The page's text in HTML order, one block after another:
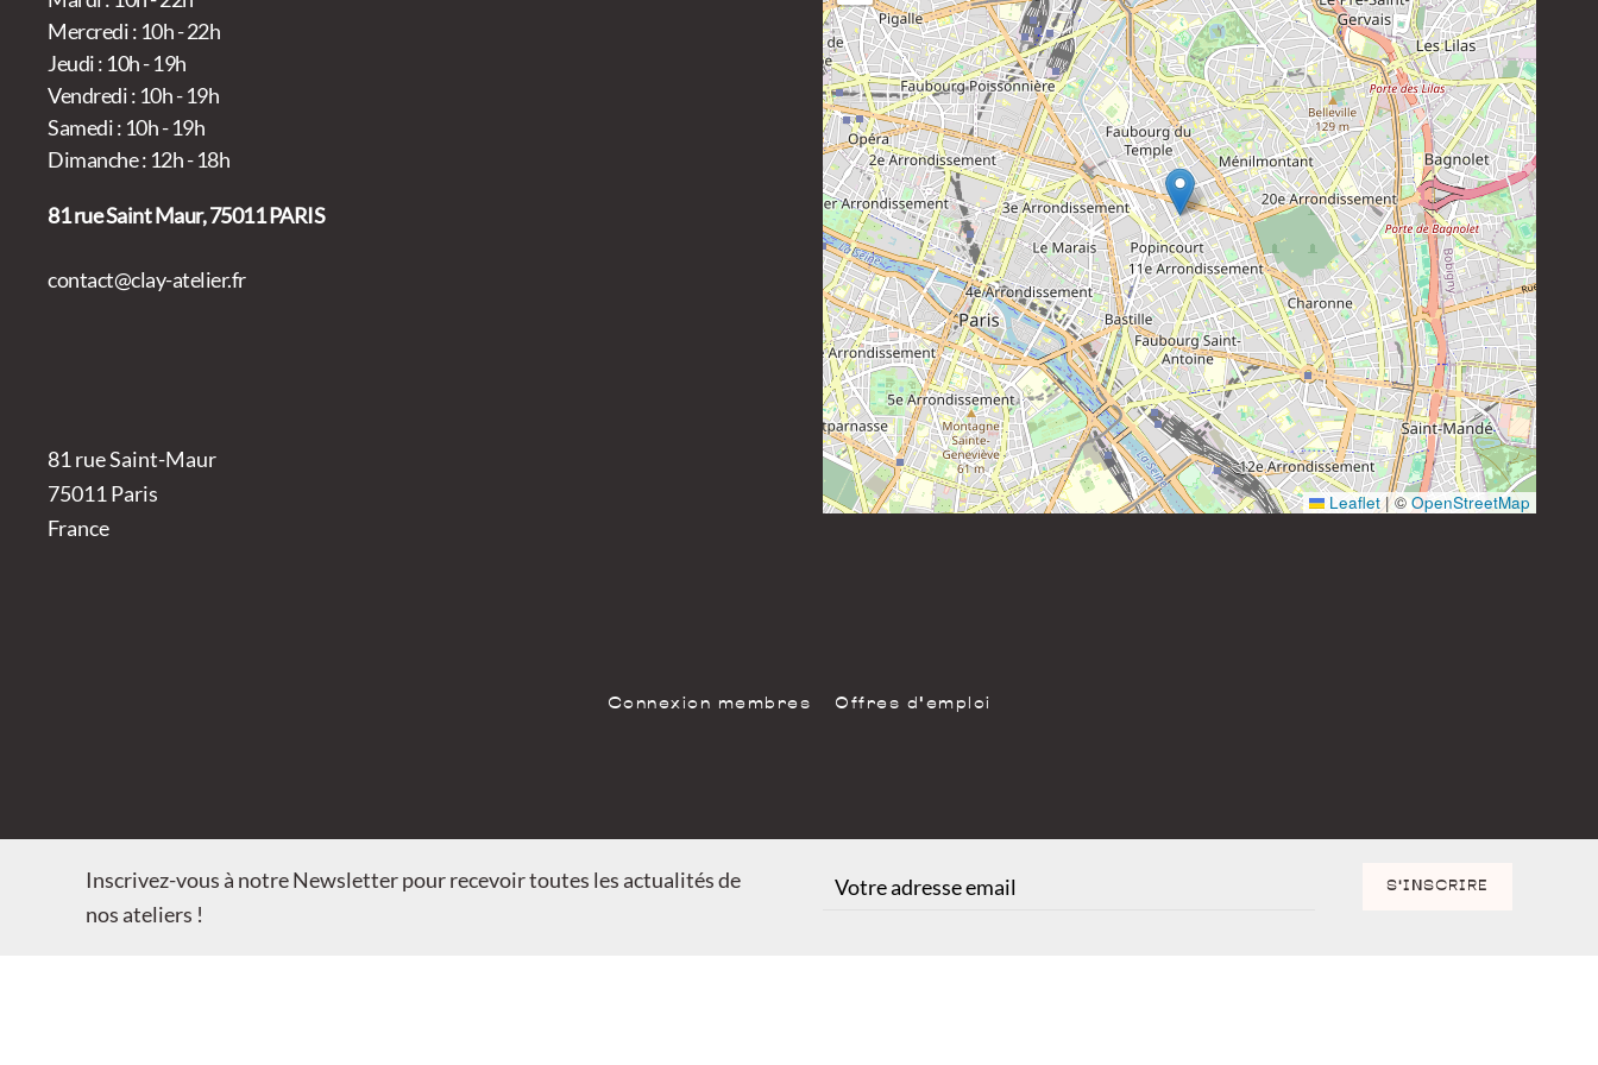
Inscrivez-vous à notre Newsletter pour recevoir toutes les actualités de
nos ateliers !
S'INSCRIRE
Mercredi : 10h - 22h
Jeudi : 10h - 19h
Vendredi : 10h - 19h
Samedi : 10h - 19h
Dimanche : 12h - 18h
81 rue Saint Maur, 75011 PARIS
contact@clay-atelier.fr
Leaflet |© OpenStreetMap
81 rue Saint-Maur
75011 Paris
France
Instagram
Connexion membres Offres d'emploi